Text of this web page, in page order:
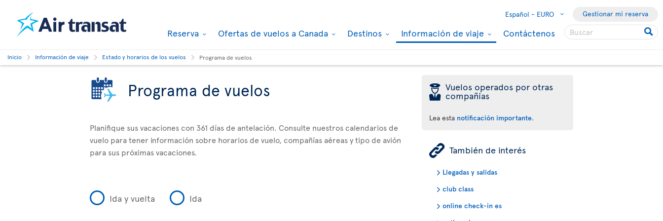
Español - EURO Gestionar mi reserva
Reserva Ofertas de vuelos a Canada Destinos Información de viaje Contáctenos
Inicio Información de viaje Estado y horarios de los vuelos Programa de vuelos
Programa de vuelos
Planifique sus vacaciones con 361 días de antelación. Consulte nuestros calendarios de
vuelo para tener información sobre horarios de vuelo, compañías aéreas y tipo de avión
para sus próximas vacaciones.
Ida y vuelta Ida
þ Vuelos operados por otras
compañías
Lea esta notificación importante.
ÿ También de interés
Llegadas y salidas
club class
online check-in es